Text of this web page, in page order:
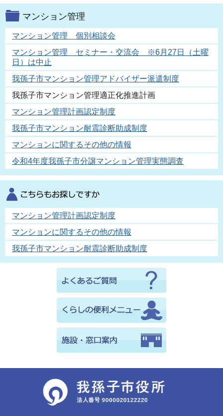
マンション管理
マンション管理 個別相談会
マンション管理 セミナー・交流会 ※6月27日（土曜
日）は中止
我孫子市マンション管理アドバイザー派遣制度
我孫子市マンション管理適正化推進計画
マンション管理計画認定制度
我孫子市マンション耐震診断助成制度
マンションに関するその他の情報
令和4年度我孫子市分譲マンション管理実態調査
マンション管理計画認定制度
マンションに関するその他の情報
我孫子市マンション耐震診断助成制度